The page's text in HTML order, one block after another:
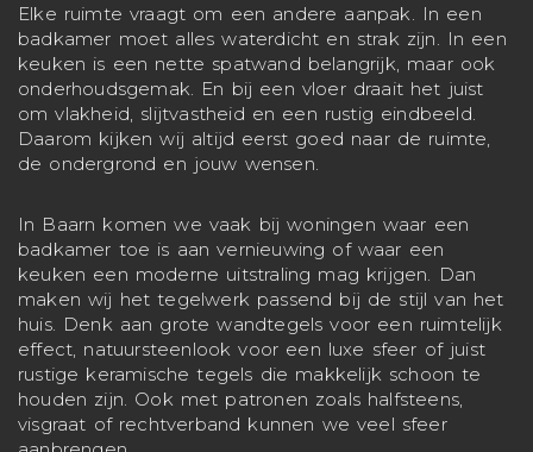
Elke ruimte vraagt om een andere aanpak. In een
badkamer moet alles waterdicht en strak zijn. In een
keuken is een nette spatwand belangrijk, maar ook
onderhoudsgemak. En bij een vloer draait het juist
om vlakheid, slijtvastheid en een rustig eindbeeld.
Daarom kijken wij altijd eerst goed naar de ruimte,
de ondergrond en jouw wensen.
In Baarn komen we vaak bij woningen waar een
badkamer toe is aan vernieuwing of waar een
keuken een moderne uitstraling mag krijgen. Dan
maken wij het tegelwerk passend bij de stijl van het
huis. Denk aan grote wandtegels voor een ruimtelijk
effect, natuursteenlook voor een luxe sfeer of juist
rustige keramische tegels die makkelijk schoon te
houden zijn. Ook met patronen zoals halfsteens,
visgraat of rechtverband kunnen we veel sfeer